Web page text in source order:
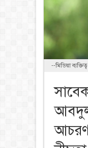
--মিডিয়া
সাবেক
আবদুল